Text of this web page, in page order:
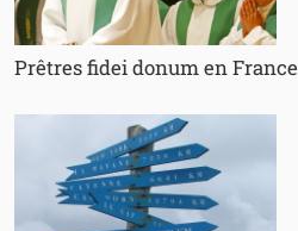
Prêtres fidei donum en France